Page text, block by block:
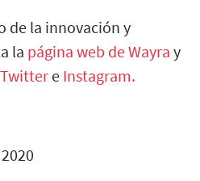
de la innovación y
la página web de Wayra y
Twitter e Instagram.